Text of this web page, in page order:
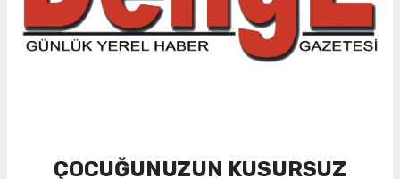
ÇOCUĞUNUZUN KUSURSUZ